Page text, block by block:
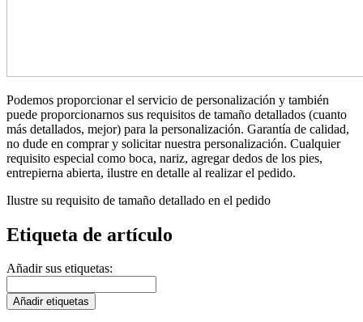
Podemos proporcionar el servicio de personalización y también
puede proporcionarnos sus requisitos de tamaño detallados (cuanto
más detallados, mejor) para la personalización. Garantía de calidad,
no dude en comprar y solicitar nuestra personalización. Cualquier
requisito especial como boca, nariz, agregar dedos de los pies,
entrepierna abierta, ilustre en detalle al realizar el pedido.
Ilustre su requisito de tamaño detallado en el pedido
Etiqueta de artículo
Añadir sus etiquetas:
Añadir etiquetas